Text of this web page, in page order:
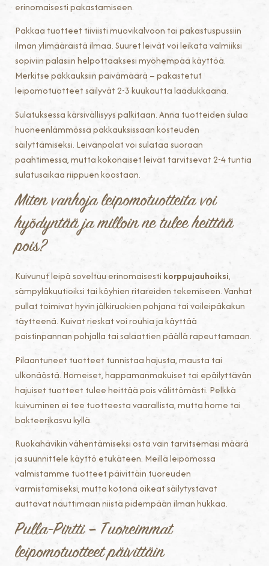
erinomaisesti pakastamiseen.
Pakkaa tuotteet tiiviisti muovikalvoon tai pakastuspussiin
ilman ylimääräistä ilmaa. Suuret leivät voi leikata valmiiksi
sopiviin palasiin helpottaaksesi myöhempää käyttöä.
Merkitse pakkauksiin päivämäärä – pakastetut
leipomotuotteet säilyvät 2-3 kuukautta laadukkaana.
Sulatuksessa kärsivällisyys palkitaan. Anna tuotteiden sulaa
huoneenlämmössä pakkauksissaan kosteuden
säilyttämiseksi. Leivänpalat voi sulataa suoraan
paahtimessa, mutta kokonaiset leivät tarvitsevat 2-4 tuntia
sulatusaikaa riippuen koostaan.
Miten vanhoja leipomotuotteita voi
hyödyntää ja milloin ne tulee heittää
pois?
Kuivunut leipä soveltuu erinomaisesti korppujauhoiksi,
sämpyläkuutioiksi tai köyhien ritareiden tekemiseen. Vanhat
pullat toimivat hyvin jälkiruokien pohjana tai voileipäkakun
täytteenä. Kuivat rieskat voi rouhia ja käyttää
paistinpannan pohjalla tai salaattien päällä rapeuttamaan.
Pilaantuneet tuotteet tunnistaa hajusta, mausta tai
ulkonäöstä. Homeiset, happamanmakuiset tai epäilyttävän
hajuiset tuotteet tulee heittää pois välittömästi. Pelkkä
kuivuminen ei tee tuotteesta vaarallista, mutta home tai
bakteerikasvu kyllä.
Ruokahävikin vähentämiseksi osta vain tarvitsemasi määrä
ja suunnittele käyttö etukäteen. Meillä leipomossa
valmistamme tuotteet päivittäin tuoreuden
varmistamiseksi, mutta kotona oikeat säilytystavat
auttavat nauttimaan niistä pidempään ilman hukkaa.
Pulla-Pirtti – Tuoreimmat
leipomotuotteet päivittäin